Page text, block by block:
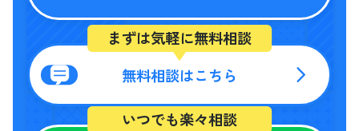
まずは気軽に無料相談
無料相談はこちら
いつでも楽々相談